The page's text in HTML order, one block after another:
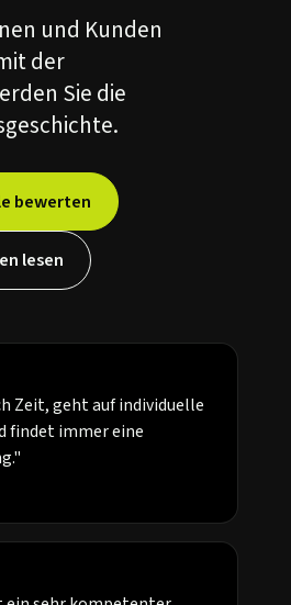
und Kunden
der
Sie die
bewerten
lesen
Zeit, geht auf individuelle
findet immer eine